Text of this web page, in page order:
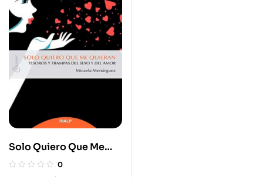
Solo Quiero Que Me
Quieran. Tesoros Y
0